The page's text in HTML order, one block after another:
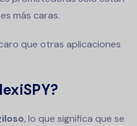
más caras.
que otras aplicaciones
, lo que significa que se